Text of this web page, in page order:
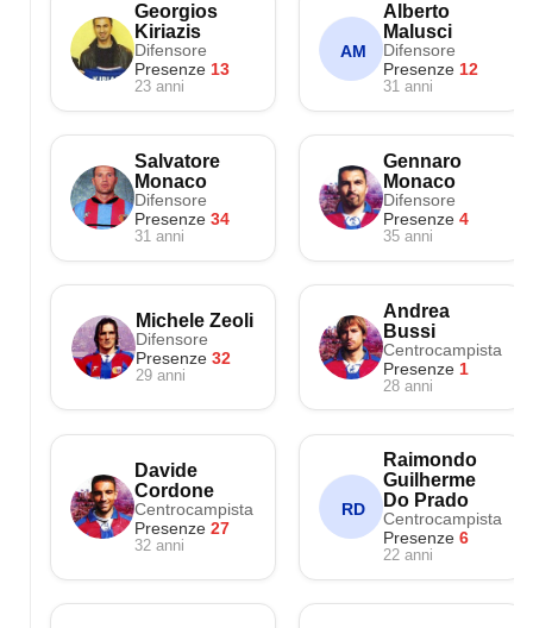
Georgios
Kiriazis
Difensore
Presenze 13
23 anni
AM
Alberto
Malusci
Difensore
Presenze12
31 anni
Salvatore
Monaco
Difensore
Presenze 34
31 anni
Gennaro
Monaco
Difensore
Presenze4
35 anni
Michele Zeoli
Difensore
Presenze32
29 anni
Andrea
Bussi
Centrocampista
Presenze 1
28 anni
Davide
Cordone
Centrocampista
Presenze 27
32 anni
RD
Raimondo
Guilherme
Do Prado
Centrocampista
Presenze6
22 anni